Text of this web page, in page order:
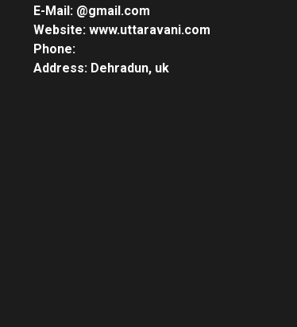
E-Mail: @gmail.com
Website: www.uttaravani.com
Phone:
Address: Dehradun, uk